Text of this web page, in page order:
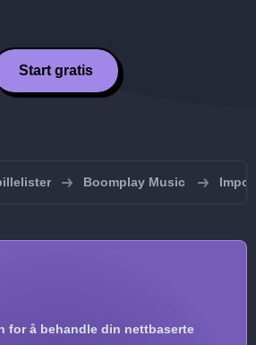
Start gratis
Boomplay Music
for å behandle din nettbaserte